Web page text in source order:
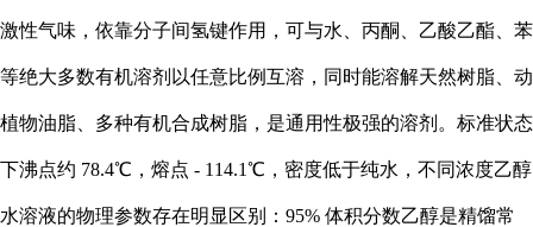
激性气味，依靠分子间氢键作用，可与水、丙酮、乙酸乙酯、苯
等绝大多数有机溶剂以任意比例互溶，同时能溶解天然树脂、动
植物油脂、多种有机合成树脂，是通用性极强的溶剂。标准状态
下沸点约 78.4℃，熔点 - 114.1℃，密度低于纯水，不同浓度乙醇
水溶液的物理参数存在明显区别：95% 体积分数乙醇是精馏常